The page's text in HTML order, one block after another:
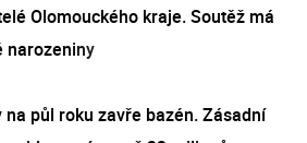
Olomouckého kraje. Soutěž má
narozeniny
na půl roku zavře bazén. Zásadní